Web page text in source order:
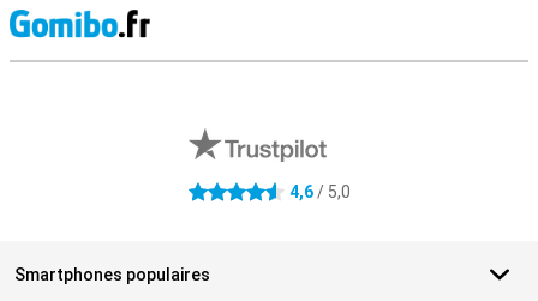
4.6 étoiles 4,6/ 5,0
Smartphones populaires